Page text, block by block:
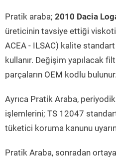
Pratik araba; 2010 Dacia
üreticinin tavsiye ettiği
ACEA - ILSAC) kalite
kullanır. Değişim yapılacak
parçaların OEM kodlu bulunur.
Ayrıca Pratik Araba, periyodik
işlemlerini; TS 12047
tüketici koruma kanunu
Pratik Araba, sonradan